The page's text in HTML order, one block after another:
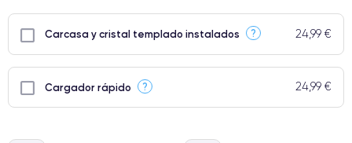
Carcasa y cristal templado instalados ? 24,99 €
Cargador rápido ? 24,99 €